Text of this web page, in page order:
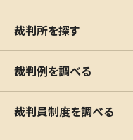
裁判所を探す
裁判例を調べる
裁判員制度を調べる